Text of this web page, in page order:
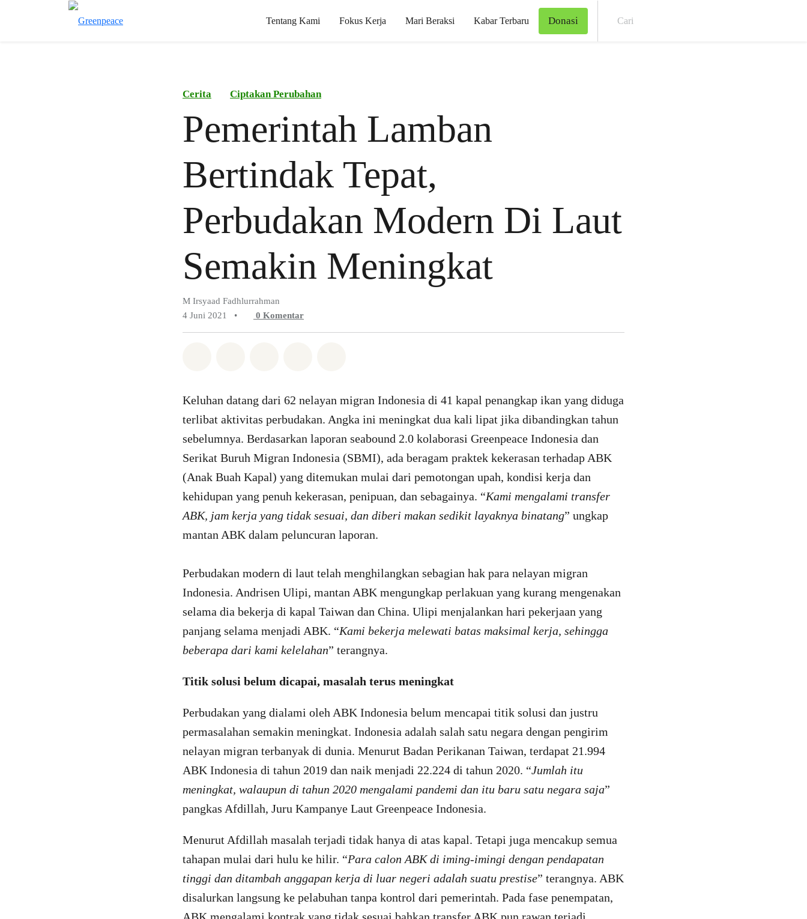
Tentang Kami Fokus Kerja Mari Beraksi Kabar Terbaru Donasi
Cerita Ciptakan Perubahan
Pemerintah Lamban
Bertindak Tepat,
Perbudakan Modern Di Laut
Semakin Meningkat
M Irsyaad Fadhlurrahman
4 Juni 2021
• 0 Komentar
Keluhan datang dari 62 nelayan migran Indonesia di 41 kapal penangkap ikan yang diduga
terlibat aktivitas perbudakan. Angka ini meningkat dua kali lipat jika dibandingkan tahun
sebelumnya. Berdasarkan laporan seabound 2.0 kolaborasi Greenpeace Indonesia dan
Serikat Buruh Migran Indonesia (SBMI), ada beragam praktek kekerasan terhadap ABK
(Anak Buah Kapal) yang ditemukan mulai dari pemotongan upah, kondisi kerja dan
kehidupan yang penuh kekerasan, penipuan, dan sebagainya. “Kami mengalami transfer
ABK, jam kerja yang tidak sesuai, dan diberi makan sedikit layaknya binatang” ungkap
mantan ABK dalam peluncuran laporan.
Perbudakan modern di laut telah menghilangkan sebagian hak para nelayan migran
Indonesia. Andrisen Ulipi, mantan ABK mengungkap perlakuan yang kurang mengenakan
selama dia bekerja di kapal Taiwan dan China. Ulipi menjalankan hari pekerjaan yang
panjang selama menjadi ABK. “Kami bekerja melewati batas maksimal kerja, sehingga
beberapa dari kami kelelahan” terangnya.
Titik solusi belum dicapai, masalah terus meningkat
Perbudakan yang dialami oleh ABK Indonesia belum mencapai titik solusi dan justru
permasalahan semakin meningkat. Indonesia adalah salah satu negara dengan pengirim
nelayan migran terbanyak di dunia. Menurut Badan Perikanan Taiwan, terdapat 21.994
ABK Indonesia di tahun 2019 dan naik menjadi 22.224 di tahun 2020. “Jumlah itu
meningkat, walaupun di tahun 2020 mengalami pandemi dan itu baru satu negara saja”
pangkas Afdillah, Juru Kampanye Laut Greenpeace Indonesia.
Menurut Afdillah masalah terjadi tidak hanya di atas kapal. Tetapi juga mencakup semua
tahapan mulai dari hulu ke hilir. “Para calon ABK di iming-imingi dengan pendapatan
tinggi dan ditambah anggapan kerja di luar negeri adalah suatu prestise” terangnya. ABK
disalurkan langsung ke pelabuhan tanpa kontrol dari pemerintah. Pada fase penempatan,